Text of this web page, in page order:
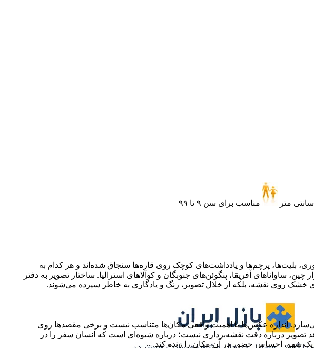
مناسب برای سن ۹ تا ۹۹
بلیت‌ها، پرچم‌ها و یادداشت‌های کوچک روی قاره‌ها سنجاق شده‌اند و هر کدام به
ساواناهای آفریقا، پنگوئن‌های جنوبگان و کوآلاهای استرالیا. ساختار تصویر به دفتر
روی نقشه، بلکه از خلال تصویر، رنگ و یادگاری به خاطر سپرده می‌شوند.
اندازه عکس‌ها با اهمیت واقعی مکان‌ها متناسب نیست و برخی مقصدها روی
درباره دقت نقشه‌برداری نیست؛ درباره شیوه‌ای است که انسان سفر را در
شهر، احساس حضور در آن مکان را زنده کند.